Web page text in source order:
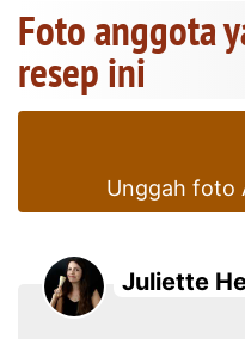
Foto anggota
resep ini
Unggah foto
Juliette